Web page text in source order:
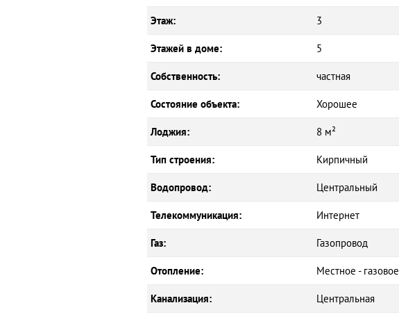
Этаж: 3
Этажей в доме: 5
Собственность: частная
Состояние объекта: Хорошее
Лоджия: 8 м²
Тип строения: Кирпичный
Водопровод: Центральный
Телекоммуникация: Интернет
Газ: Газопровод
Отопление: Местное - газовое
Канализация: Центральная